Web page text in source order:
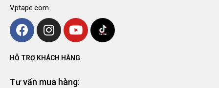
Vptape.com
HỖ TRỢ KHÁCH HÀNG
Tư vấn mua hàng: